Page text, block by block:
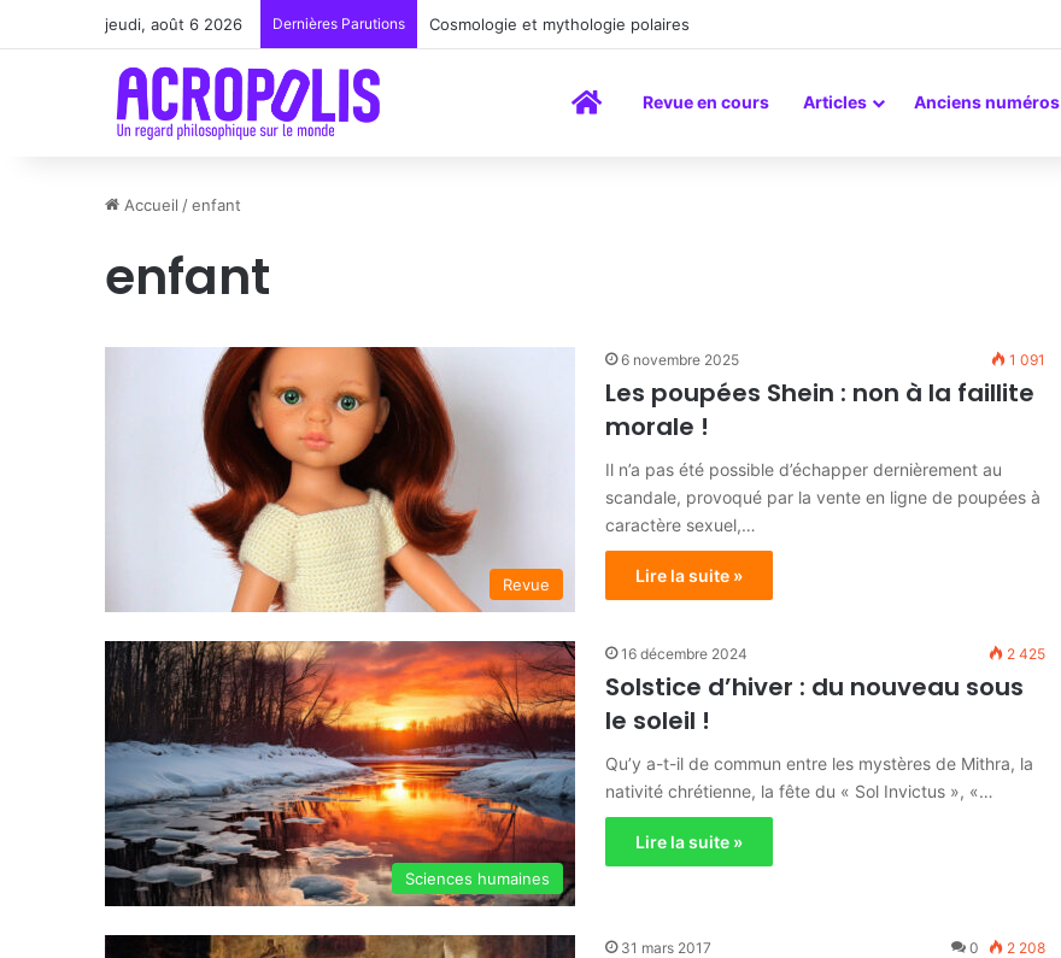
jeudi, août 6 2026 Dernières Parutions Cosmologie et mythologie polaires
AccueilRevue en cours Articles Anciens numéros
Accueil /enfant
enfant
Revue
6 novembre 2025 1 091
Les poupées Shein : non à la faillite
morale !
Il n’a pas été possible d’échapper dernièrement au
scandale, provoqué par la vente en ligne de poupées à
caractère sexuel,…
Lire la suite »
Sciences humaines
16 décembre 2024 2 425
Solstice d’hiver : du nouveau sous
le soleil !
Qu’y a-t-il de commun entre les mystères de Mithra, la
nativité chrétienne, la fête du « Sol Invictus », «…
Lire la suite »
31 mars 2017 0 2 208